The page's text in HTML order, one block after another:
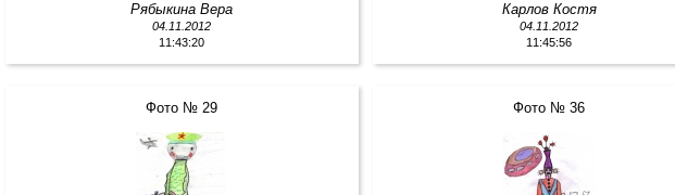
Рябыкина Вера
04.11.2012
11:43:20
Фото № 29
Карлов Костя
04.11.2012
11:45:56
Фото № 36